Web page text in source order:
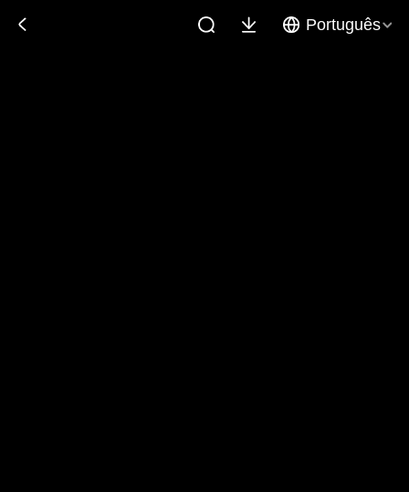
Português